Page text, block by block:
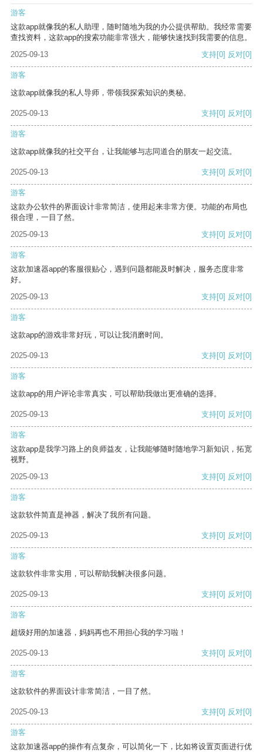
游客
这款app就像我的私人助理，随时随地为我的办公提供帮助。我经常需要
查找资料，这款app的搜索功能非常强大，能够快速找到我需要的信息。
2025-09-13
支持[0] 反对[0]
游客
这款app就像我的私人导师，带领我探索知识的奥秘。
2025-09-13 支持[0] 反对[0]
游客
这款app就像我的社交平台，让我能够与志同道合的朋友一起交流。
2025-09-13 支持[0] 反对[0]
游客
这款办公软件的界面设计非常简洁，使用起来非常方便。功能的布局也
很合理，一目了然。
2025-09-13
支持[0] 反对[0]
游客
这款加速器app的客服很贴心，遇到问题都能及时解决，服务态度非常
好。
2025-09-13
支持[0] 反对[0]
游客
这款app的游戏非常好玩，可以让我消磨时间。
2025-09-13 支持[0] 反对[0]
游客
这款app的用户评论非常真实，可以帮助我做出更准确的选择。
2025-09-13 支持[0] 反对[0]
游客
这款app是我学习路上的良师益友，让我能够随时随地学习新知识，拓宽
视野。
2025-09-13
支持[0] 反对[0]
游客
这款软件简直是神器，解决了我所有问题。
2025-09-13 支持[0] 反对[0]
游客
这款软件非常实用，可以帮助我解决很多问题。
2025-09-13 支持[0] 反对[0]
游客
超级好用的加速器，妈妈再也不用担心我的学习啦！
2025-09-13 支持[0] 反对[0]
游客
这款软件的界面设计非常简洁，一目了然。
2025-09-13 支持[0] 反对[0]
游客
这款加速器app的操作有点复杂，可以简化一下，比如将设置页面进行优